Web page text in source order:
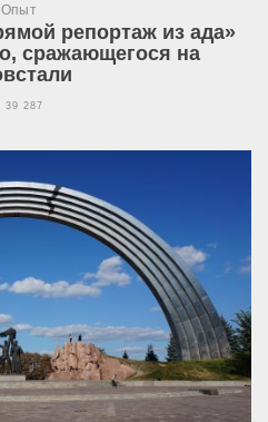
Опыт
репортаж из ада»
сражающегося на
39 287